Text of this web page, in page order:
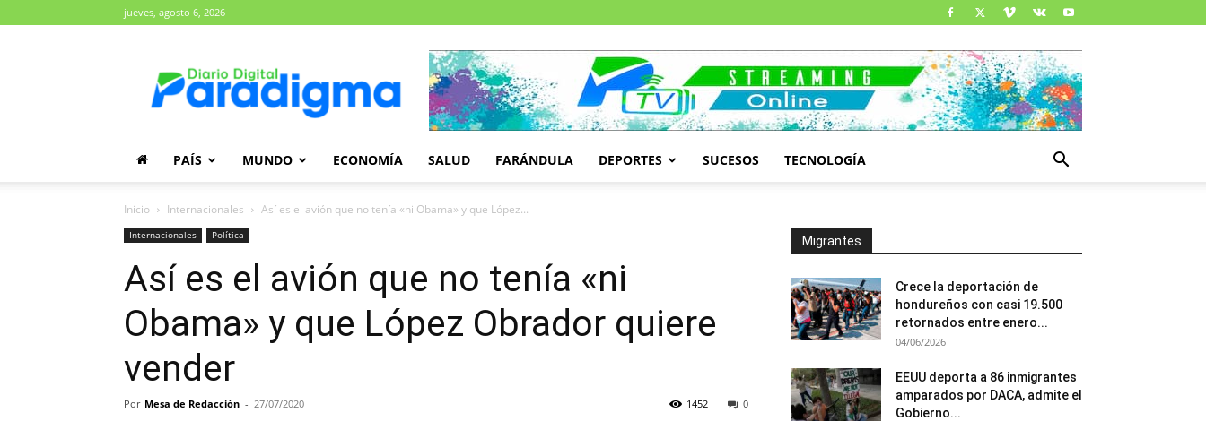
jueves, agosto 6, 2026
Paradigma
PAÍS MUNDO ECONOMÍA SALUD FARÁNDULA DEPORTES SUCESOS TECNOLOGÍA
Inicio Internacionales Así es el avión que no tenía «ni Obama» y que López...
Internacionales Política
Así es el avión que no tenía «ni
Obama» y que López Obrador quiere
vender
Por Mesa de Redacciòn - 27/07/2020 0
1452
Migrantes
Crece la deportación de
hondureños con casi 19.500
retornados entre enero...
04/06/2026
EEUU deporta a 86 inmigrantes
amparados por DACA, admite el
Gobierno...